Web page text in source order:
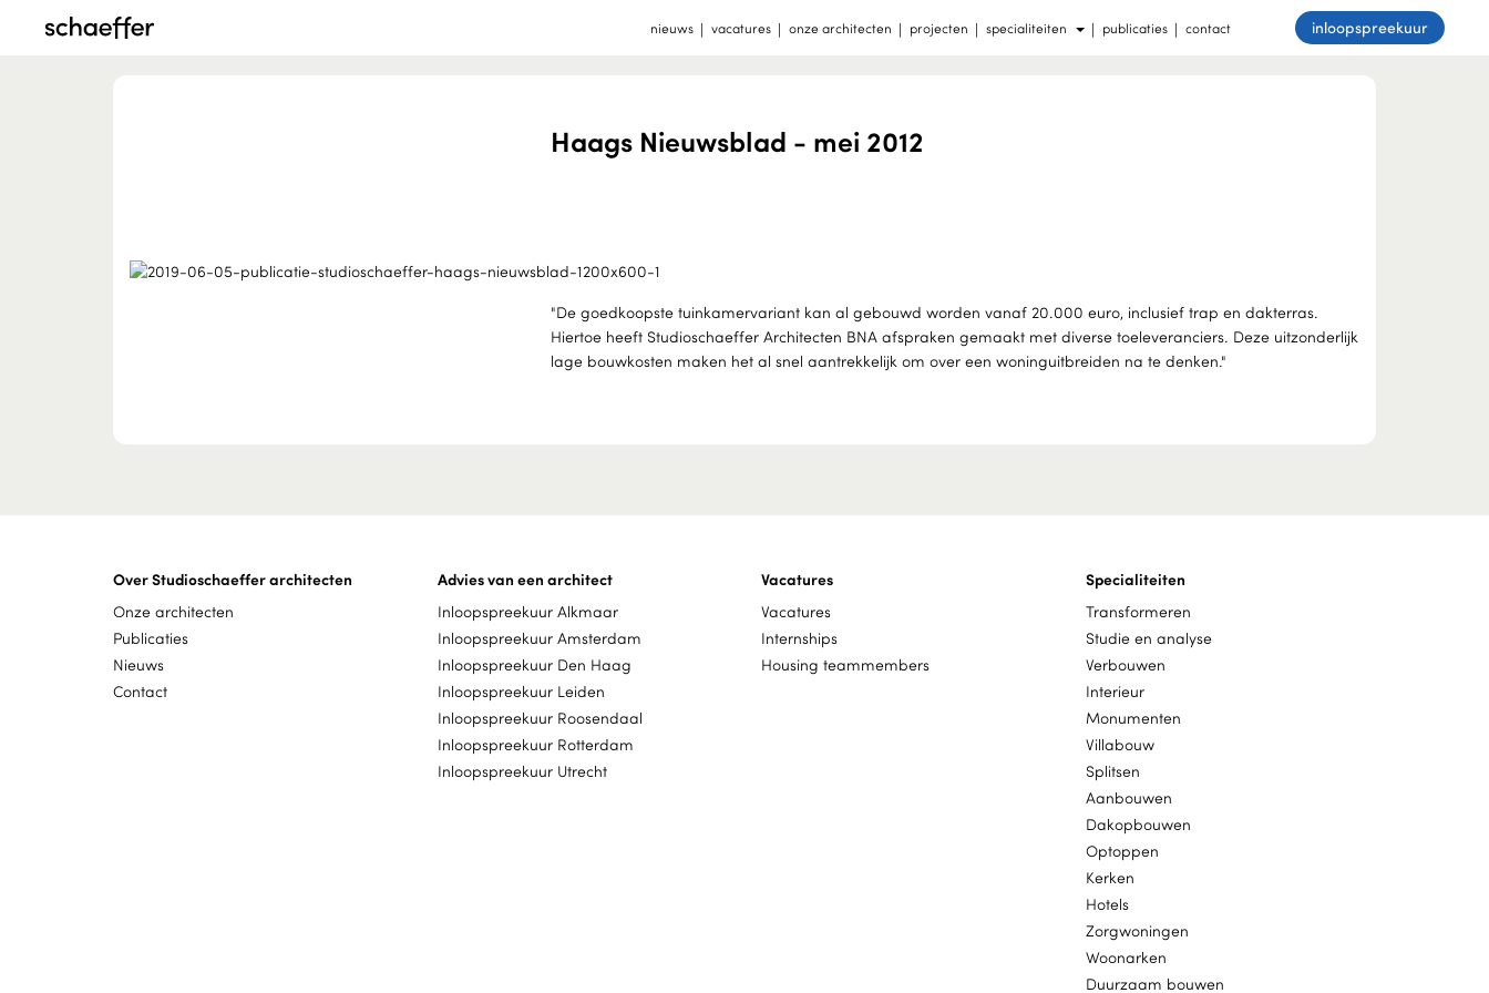
nieuws vacatures onze architecten projecten specialiteiten publicaties contact inloopspreekuur
Haags Nieuwsblad - mei 2012
"De goedkoopste tuinkamervariant kan al gebouwd worden vanaf 20.000 euro, inclusief trap en dakterras.
Hiertoe heeft Studioschaeffer Architecten BNA afspraken gemaakt met diverse toeleveranciers. Deze uitzonderlijk
lage bouwkosten maken het al snel aantrekkelijk om over een woninguitbreiden na te denken."
Over Studioschaeffer architecten
Onze architecten
Publicaties
Nieuws
Contact
Advies van een architect
Inloopspreekuur Alkmaar
Inloopspreekuur Amsterdam
Inloopspreekuur Den Haag
Inloopspreekuur Leiden
Inloopspreekuur Roosendaal
Inloopspreekuur Rotterdam
Inloopspreekuur Utrecht
Vacatures
Vacatures
Internships
Housing teammembers
Specialiteiten
Transformeren
Studie en analyse
Verbouwen
Interieur
Monumenten
Villabouw
Splitsen
Aanbouwen
Dakopbouwen
Optoppen
Kerken
Hotels
Zorgwoningen
Woonarken
Duurzaam bouwen